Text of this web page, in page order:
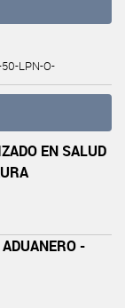
LPN-O-
EN SALUD
-